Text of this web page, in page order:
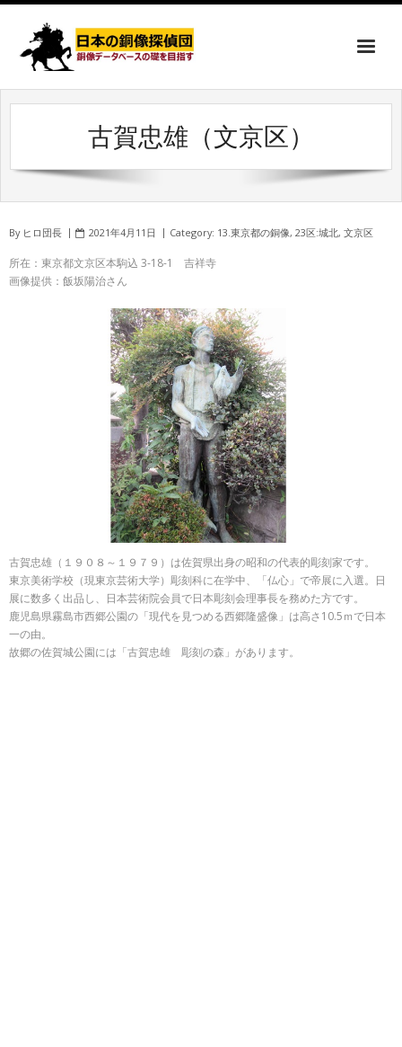
古賀忠雄（文京区）
By ヒロ団長 2021年4月11日 Category: 13.東京都の銅像, 23区:城北, 文京区
所在：東京都文京区本駒込 3-18-1 吉祥寺
画像提供：飯坂陽治さん
古賀忠雄（１９０８～１９７９）は佐賀県出身の昭和の代表的彫刻家です。
東京美術学校（現東京芸術大学）彫刻科に在学中、「仏心」で帝展に入選。日
展に数多く出品し、日本芸術院会員で日本彫刻会理事長を務めた方です。
鹿児島県霧島市西郷公園の「現代を見つめる西郷隆盛像」は高さ10.5ｍで日本
一の由。
故郷の佐賀城公園には「古賀忠雄 彫刻の森」があります。